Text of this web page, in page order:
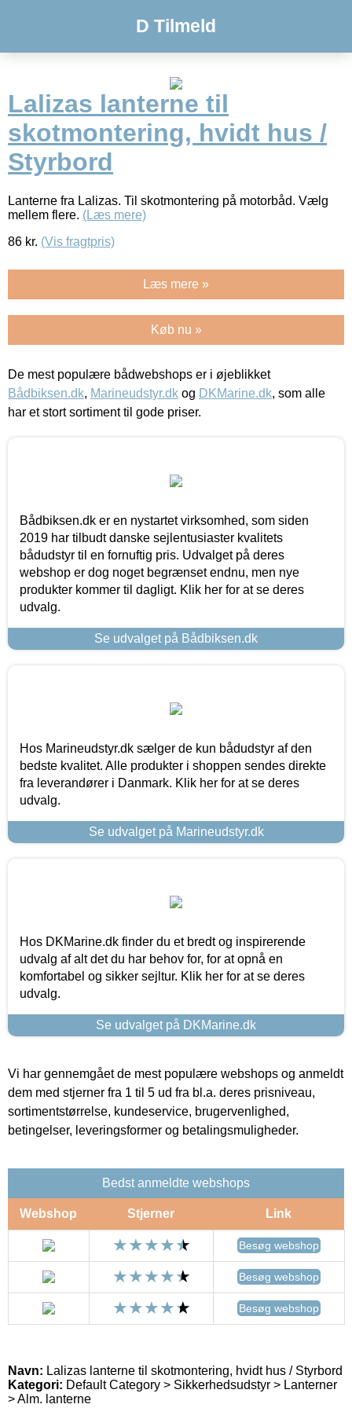
D Tilmeld
Lalizas lanterne til
skotmontering, hvidt hus /
Styrbord
Lanterne fra Lalizas. Til skotmontering på motorbåd. Vælg
mellem flere. (Læs mere)
86 kr. (Vis fragtpris)
Læs mere »
Køb nu »
De mest populære bådwebshops er i øjeblikket
Bådbiksen.dk, Marineudstyr.dk og DKMarine.dk, som alle
har et stort sortiment til gode priser.
Bådbiksen.dk er en nystartet virksomhed, som siden
2019 har tilbudt danske sejlentusiaster kvalitets
bådudstyr til en fornuftig pris. Udvalget på deres
webshop er dog noget begrænset endnu, men nye
produkter kommer til dagligt. Klik her for at se deres
udvalg.
Se udvalget på Bådbiksen.dk
Hos Marineudstyr.dk sælger de kun bådudstyr af den
bedste kvalitet. Alle produkter i shoppen sendes direkte
fra leverandører i Danmark. Klik her for at se deres
udvalg.
Se udvalget på Marineudstyr.dk
Hos DKMarine.dk finder du et bredt og inspirerende
udvalg af alt det du har behov for, for at opnå en
komfortabel og sikker sejltur. Klik her for at se deres
udvalg.
Se udvalget på DKMarine.dk
Vi har gennemgået de mest populære webshops og anmeldt
dem med stjerner fra 1 til 5 ud fra bl.a. deres prisniveau,
sortimentstørrelse, kundeservice, brugervenlighed,
betingelser, leveringsformer og betalingsmuligheder.
Bedst anmeldte webshops
Webshop Stjerner Link
Besøg webshop
Besøg webshop
Besøg webshop
Navn: Lalizas lanterne til skotmontering, hvidt hus / Styrbord
Kategori: Default Category > Sikkerhedsudstyr > Lanterner
> Alm. lanterne